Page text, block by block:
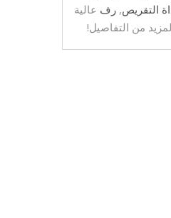
التقريص, رف عالية
لمزيد من التفاصيل!